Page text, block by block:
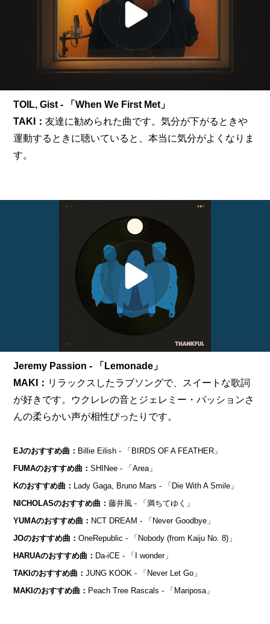
TOIL, Gist - 「When We First Met」
TAKI：友達に勧められた曲です。気分が下がるときや
運動するときに聴いていると、本当に気分がよくなりま
す。
Jeremy Passion - 「Lemonade」
MAKI： リラックスしたラブソングで、スイートな歌詞
が好きです。ウクレレの音とジェレミー・パッションさ
んの柔らかい声が相性ぴったりです。
EJのおすすめ曲： Billie Eilish - 「BIRDS OF A FEATHER」
FUMAのおすすめ曲：SHINee - 「Area」
Kのおすすめ曲： Lady Gaga, Bruno Mars - 「Die With A Smile」
NICHOLASのおすすめ曲：藤井風 - 「満ちてゆく」
YUMAのおすすめ曲： NCT DREAM - 「Never Goodbye」
JOのおすすめ曲：OneRepublic - 「Nobody (from Kaiju No. 8)」
HARUAのおすすめ曲： Da-iCE - 「I wonder」
TAKIのおすすめ曲：JUNG KOOK - 「Never Let Go」
MAKIのおすすめ曲： Peach Tree Rascals - 「Mariposa」